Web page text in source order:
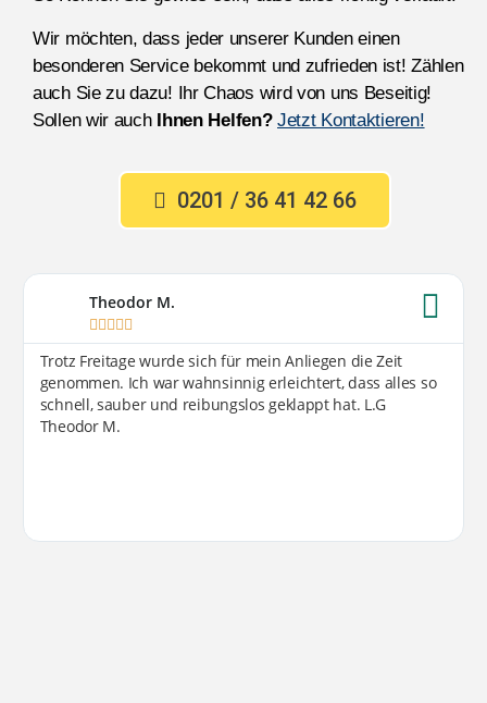
Wir möchten, dass jeder unserer Kunden einen
besonderen Service bekommt und zufrieden ist! Zählen
auch Sie zu dazu! Ihr Chaos wird von uns Beseitig!
Sollen wir auch Ihnen Helfen? Jetzt Kontaktieren!
0201 / 36 41 42 66
Theodor M.
    
Trotz Freitage wurde sich für mein Anliegen die Zeit
genommen. Ich war wahnsinnig erleichtert, dass alles so
schnell, sauber und reibungslos geklappt hat. L.G
Theodor M.